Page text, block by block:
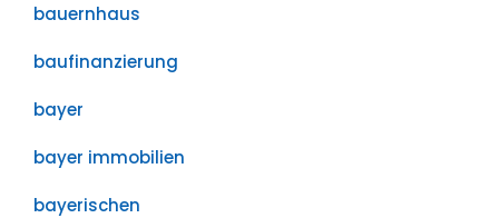
bauernhaus
baufinanzierung
bayer
bayer immobilien
bayerischen